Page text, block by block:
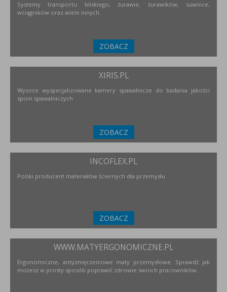
Systemy transportu bliskiego, żurawie, żurawików, suwnice,
wciągników oraz wiele innych.
ZOBACZ
XIRIS.PL
Wysoce wyspecjalizowane kamery spawalnicze do badania jakości
spoin spawalniczych
ZOBACZ
INCOFLEX.PL
Polski producent materiałów ściernych dla przemysłu
ZOBACZ
WWW.MATYERGONOMICZNE.PL
Ergonomiczne, antyzmęczeniowe maty przemysłowe. Sprawdź jak
możesz w prosty sposób poprawić zdrowie swoich pracowników.